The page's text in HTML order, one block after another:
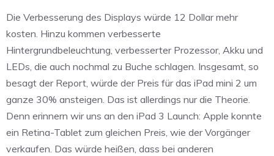
Die Verbesserung des Displays würde 12 Dollar mehr
kosten. Hinzu kommen verbesserte
Hintergrundbeleuchtung, verbesserter Prozessor, Akku und
LEDs, die auch nochmal zu Buche schlagen. Insgesamt, so
besagt der Report, würde der Preis für das iPad mini 2 um
ganze 30% ansteigen. Das ist allerdings nur die Theorie.
Denn erinnern wir uns an den iPad 3 Launch: Apple konnte
ein Retina-Tablet zum gleichen Preis, wie der Vorgänger
verkaufen. Das würde heißen, dass bei anderen